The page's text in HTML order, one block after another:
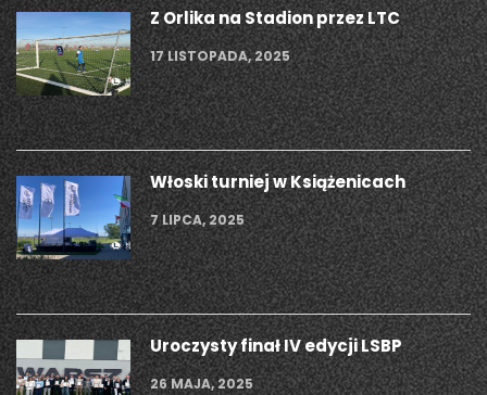
Z Orlika na Stadion przez LTC
17 LISTOPADA, 2025
Włoski turniej w Książenicach
7 LIPCA, 2025
Uroczysty finał IV edycji LSBP
26 MAJA, 2025